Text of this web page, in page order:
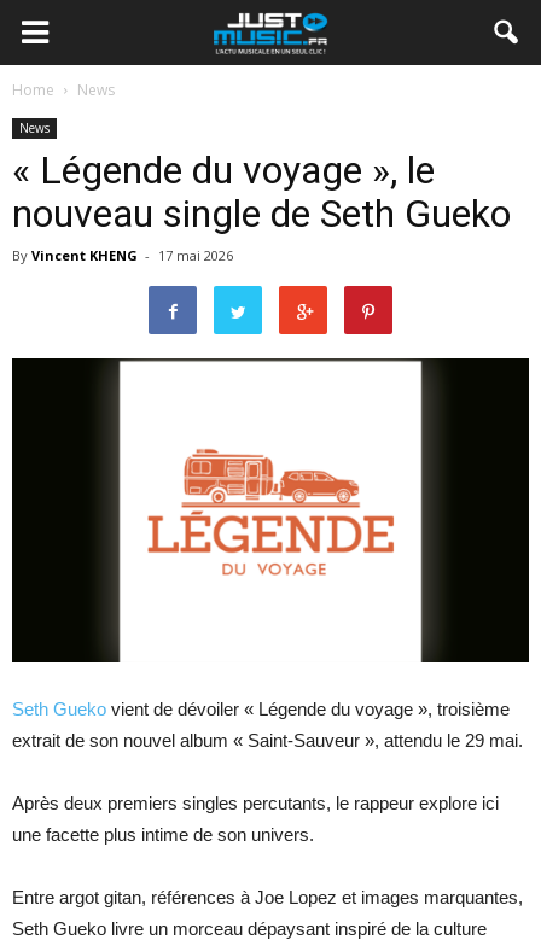
Home News
News
« Légende du voyage », le
nouveau single de Seth Gueko
By Vincent KHENG - 17 mai 2026
Seth Gueko vient de dévoiler « Légende du voyage », troisième
extrait de son nouvel album « Saint-Sauveur », attendu le 29 mai.
Après deux premiers singles percutants, le rappeur explore ici
une facette plus intime de son univers.
Entre argot gitan, références à Joe Lopez et images marquantes,
Seth Gueko livre un morceau dépaysant inspiré de la culture